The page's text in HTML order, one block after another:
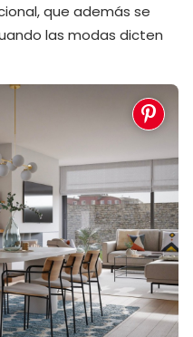
que además se
las modas dicten